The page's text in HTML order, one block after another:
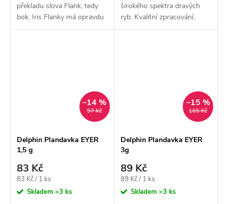
překladu slova Flank, tedy
bok. Iris Flanky má opravdu
výrazný boční chod a to
širokého spektra dravých
ryb. Kvalitní zpracování,
dráždivý pohyb a intenzivní
97 Kč
–14 %
Delphin Plandavka EYER
1,5 g
83 Kč
Měrná
cena:
83 Kč / 1 ks
Skladem >3 ks
105 Kč
–15 %
Delphin Plandavka EYER
3g
89 Kč
Měrná
cena:
89 Kč / 1 ks
Skladem >3 ks